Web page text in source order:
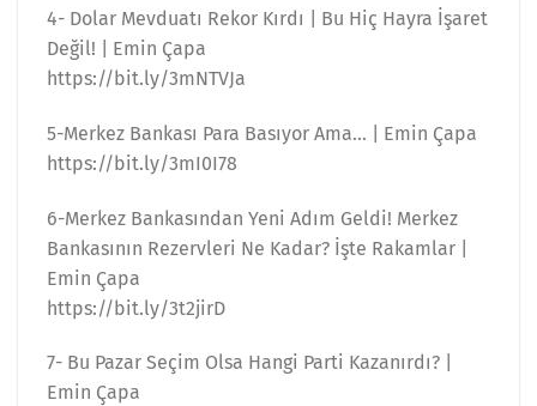
4- Dolar Mevduatı Rekor Kırdı | Bu Hiç Hayra İşaret
Değil! | Emin Çapa
https://bit.ly/3mNTVJa
5-Merkez Bankası Para Basıyor Ama… | Emin Çapa
https://bit.ly/3mI0I78
6-Merkez Bankasından Yeni Adım Geldi! Merkez
Bankasının Rezervleri Ne Kadar? İşte Rakamlar |
Emin Çapa
https://bit.ly/3t2jirD
7- Bu Pazar Seçim Olsa Hangi Parti Kazanırdı? |
Emin Çapa